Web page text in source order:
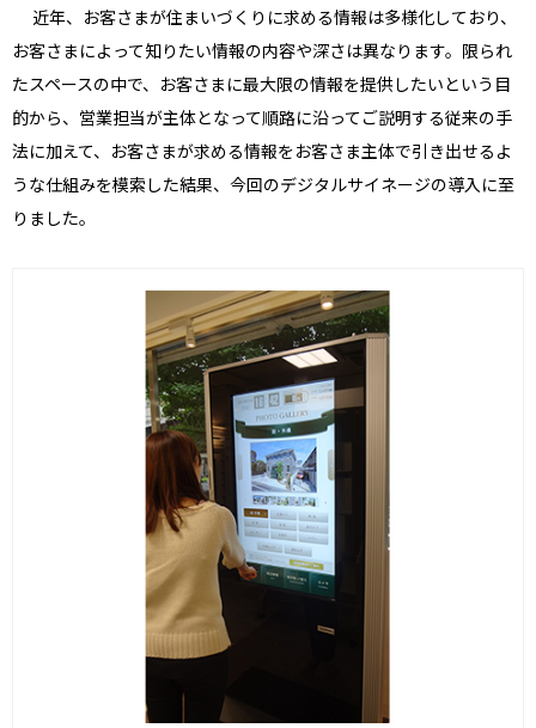
近年、お客さまが住まいづくりに求める情報は多様化しており、
お客さまによって知りたい情報の内容や深さは異なります。限られ
たスペースの中で、お客さまに最大限の情報を提供したいという目
的から、営業担当が主体となって順路に沿ってご説明する従来の手
法に加えて、お客さまが求める情報をお客さま主体で引き出せるよ
うな仕組みを模索した結果、今回のデジタルサイネージの導入に至
りました。